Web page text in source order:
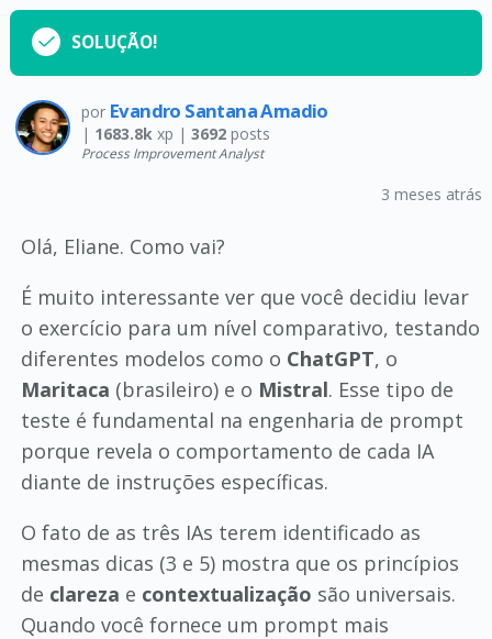
SOLUÇÃO!
por Evandro Santana Amadio
| 1683.8kxp | 3692posts
Process Improvement Analyst
3 meses atrás
Olá, Eliane. Como vai?
É muito interessante ver que você decidiu levar
o exercício para um nível comparativo, testando
diferentes modelos como o ChatGPT, o
Maritaca (brasileiro) e o Mistral. Esse tipo de
teste é fundamental na engenharia de prompt
porque revela o comportamento de cada IA
diante de instruções específicas.
O fato de as três IAs terem identificado as
mesmas dicas (3 e 5) mostra que os princípios
de clareza e contextualização são universais.
Quando você fornece um prompt mais